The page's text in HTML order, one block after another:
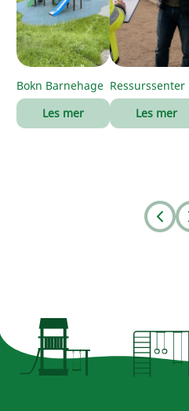
Bokn Barnehage
Les mer
Ressurssenter
Les mer
Prev